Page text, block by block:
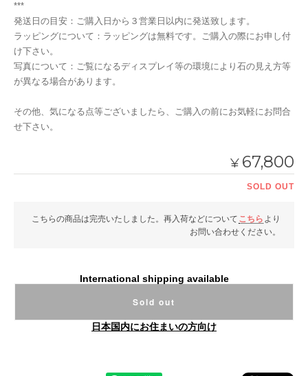
***
発送日の目安：ご購入日から３営業日以内に発送致します。
ラッピングについて：ラッピングは無料です。ご購入の際にお申し付
け下さい。
写真について：ご覧になるディスプレイ等の環境により石の見え方等
が異なる場合があります。
その他、気になる点等ございましたら、ご購入の前にお気軽にお問合
せ下さい。
¥ 67,800
SOLD OUT
こちらの商品は完売いたしました。再入荷などについて こちら より
お問い合わせください。
International shipping available
Sold out
日本国内にお住まいの方向け